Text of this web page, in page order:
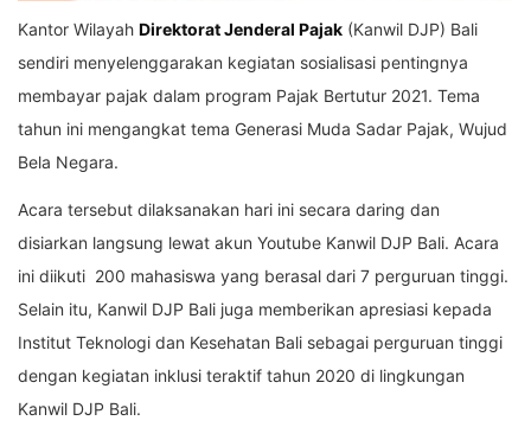
Kantor Wilayah Direktorat Jenderal Pajak (Kanwil DJP) Bali
sendiri menyelenggarakan kegiatan sosialisasi pentingnya
membayar pajak dalam program Pajak Bertutur 2021. Tema
tahun ini mengangkat tema Generasi Muda Sadar Pajak, Wujud
Bela Negara.
Acara tersebut dilaksanakan hari ini secara daring dan
disiarkan langsung lewat akun Youtube Kanwil DJP Bali. Acara
ini diikuti 200 mahasiswa yang berasal dari 7 perguruan tinggi.
Selain itu, Kanwil DJP Bali juga memberikan apresiasi kepada
Institut Teknologi dan Kesehatan Bali sebagai perguruan tinggi
dengan kegiatan inklusi teraktif tahun 2020 di lingkungan
Kanwil DJP Bali.